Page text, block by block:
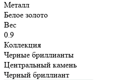
Металл
Белое золото
Вес
0.9
Коллекция
Черные бриллианты
Центральный камень
Черный бриллиант